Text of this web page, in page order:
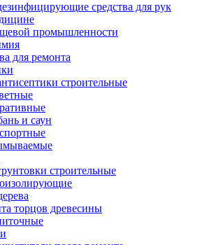
средства для рук
промышленности
для ремонта
строительные
и саун
строительные
торцов древесины